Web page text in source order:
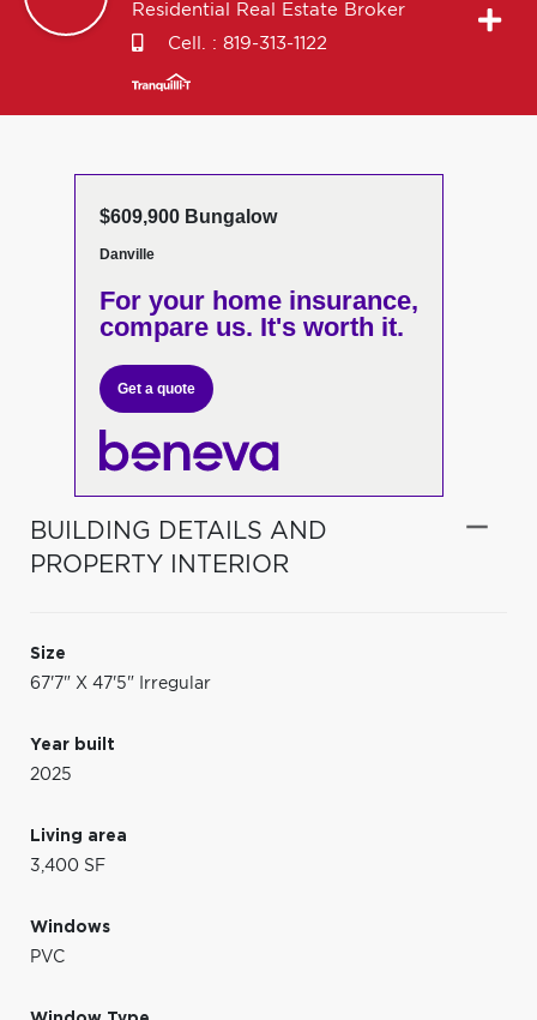
Residential Real Estate Broker
Cell. : 819-313-1122
$609,900 Bungalow
Danville
For your home insurance,
compare us. It's worth it.
Get a quote
BUILDING DETAILS AND
PROPERTY INTERIOR
Size
67'7" X 47'5" Irregular
Year built
2025
Living area
3,400 SF
Windows
PVC